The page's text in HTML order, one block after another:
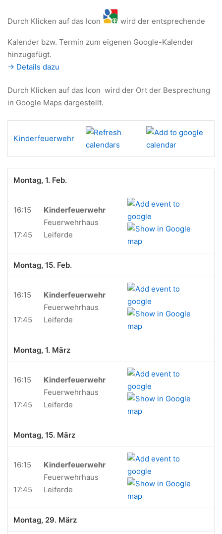
Durch Klicken auf das Icon wird der entsprechende
Kalender bzw. Termin zum eigenen Google-Kalender
hinzugefügt.
-> Details dazu
Durch Klicken auf das Icon wird der Ort der Besprechung
in Google Maps dargestellt.
Kinderfeuerwehr
Montag, 1. Feb.
16:15
17:45
Kinderfeuerwehr
Feuerwehrhaus
Leiferde
Montag, 15. Feb.
16:15
17:45
Kinderfeuerwehr
Feuerwehrhaus
Leiferde
Montag, 1. März
16:15
17:45
Kinderfeuerwehr
Feuerwehrhaus
Leiferde
Montag, 15. März
16:15
17:45
Kinderfeuerwehr
Feuerwehrhaus
Leiferde
Montag, 29. März